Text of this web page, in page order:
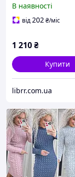
В наявності
від202₴/міс
1 210₴
Купити
librr.com.ua